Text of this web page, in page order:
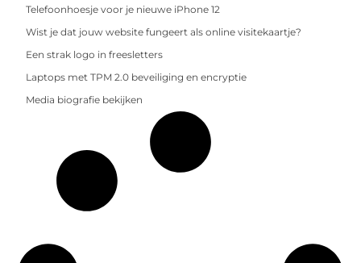
Telefoonhoesje voor je nieuwe iPhone 12
Wist je dat jouw website fungeert als online visitekaartje?
Een strak logo in freesletters
Laptops met TPM 2.0 beveiliging en encryptie
Media biografie bekijken